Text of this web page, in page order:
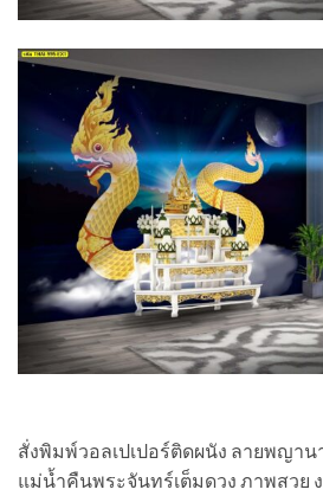
สั่งพิมพ์วอลเปเปอร์ติดผนัง ลายพญา
แม่น้ำคืนพระจันทร์เต็มดวง ภาพสวย